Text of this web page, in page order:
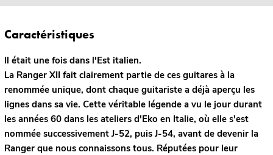
Caractéristiques
Il était une fois dans l'Est italien.
La Ranger XII fait clairement partie de ces guitares à la
renommée unique, dont chaque guitariste a déjà aperçu les
lignes dans sa vie. Cette véritable légende a vu le jour durant
les années 60 dans les ateliers d'Eko en Italie, où elle s'est
nommée successivement J-52, puis J-54, avant de devenir la
Ranger que nous connaissons tous. Réputées pour leur